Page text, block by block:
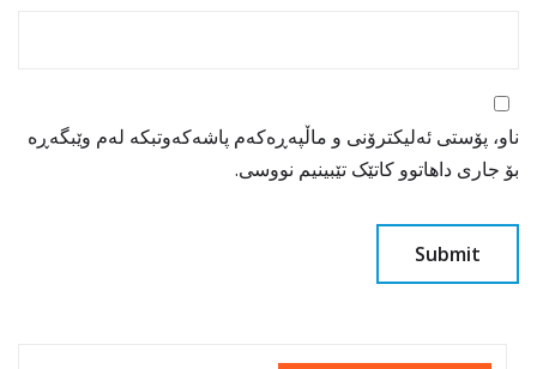
ناو، پۆستی ئەلیکترۆنی و ماڵپەڕەکەم پاشەکەوتبکە لەم وێبگەڕە
بۆ جاری داهاتوو کاتێک تێبینیم نووسی.